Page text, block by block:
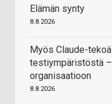
Elämän synty
8.8.2026
Myös Claude-
testiympäristöstä
organisaatioon
8.8.2026